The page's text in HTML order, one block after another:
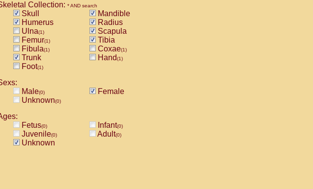
Collection: * AND search
Skull
Mandible
Humerus
Radius
Ulna(1)
Scapula
Femur(1)
Tibia
Fibula(1) Coxae(1)
Trunk Hand(1)
Foot(1)
Male(0)
Female
Unknown(0)
Fetus(0) Infant(0)
Juvenile(0) Adult(0)
Unknown